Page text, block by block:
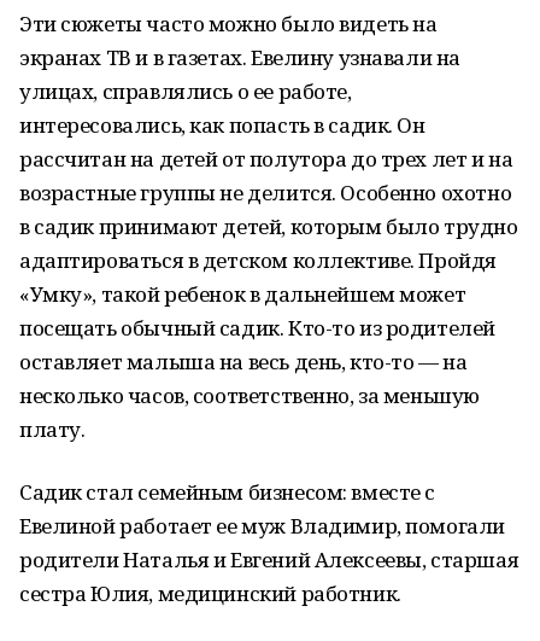
Эти сюжеты часто можно было видеть на
экранах ТВ и в газетах. Евелину узнавали на
улицах, справлялись о ее работе,
интересовались, как попасть в садик. Он
рассчитан на детей от полутора до трех лет и на
возрастные группы не делится. Особенно охотно
в садик принимают детей, которым было трудно
адаптироваться в детском коллективе. Пройдя
«Умку», такой ребенок в дальнейшем может
посещать обычный садик. Кто-то из родителей
оставляет малыша на весь день, кто-то — на
несколько часов, соответственно, за меньшую
плату.
Садик стал семейным бизнесом: вместе с
Евелиной работает ее муж Владимир, помогали
родители Наталья и Евгений Алексеевы, старшая
сестра Юлия, медицинский работник.